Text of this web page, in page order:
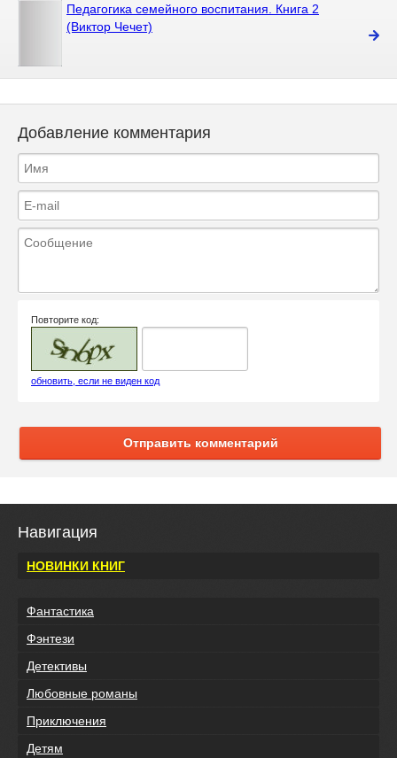
Педагогика семейного воспитания. Книга 2
(Виктор Чечет)
Добавление комментария
Повторите код:
обновить, если не виден код
Отправить комментарий
Навигация
НОВИНКИ КНИГ
Фантастика
Фэнтези
Детективы
Любовные романы
Приключения
Детям